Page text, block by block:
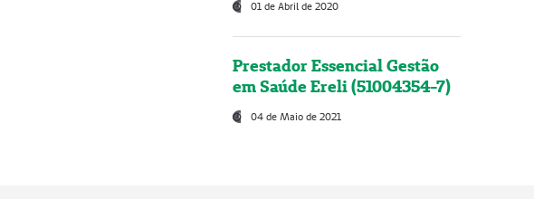
01 de Abril de 2020
Prestador Essencial Gestão
em Saúde Ereli (51004354-7)
04 de Maio de 2021